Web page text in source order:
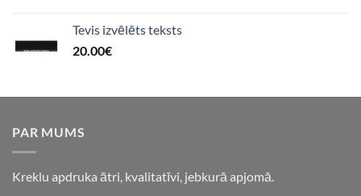
Tevis izvēlēts teksts
20.00€
PAR MUMS
Kreklu apdruka ātri, kvalitatīvi, jebkurā apjomā.